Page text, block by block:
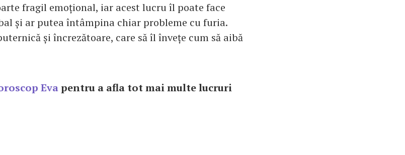
fragil emoțional, iar acest lucru îl poate face
și ar putea întâmpina chiar probleme cu furia.
și încrezătoare, care să îl învețe cum să aibă
Evapentru a afla tot mai multe lucruri